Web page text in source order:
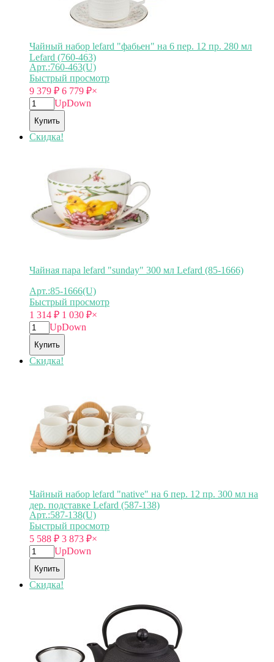
Чайный набор lefard "фабьен" на 6 пер. 12 пр. 280 мл
Lefard (760-463)
Арт.:760-463(U)
Быстрый просмотр
9 379 ₽ 6 779 ₽×
UpDown
Купить
Скидка!
Чайная пара lefard "sunday" 300 мл Lefard (85-1666)
Арт.:85-1666(U)
Быстрый просмотр
1 314 ₽ 1 030 ₽×
UpDown
Купить
Скидка!
Чайный набор lefard "native" на 6 пер. 12 пр. 300 мл на
дер. подставке Lefard (587-138)
Арт.:587-138(U)
Быстрый просмотр
5 588 ₽ 3 873 ₽×
UpDown
Купить
Скидка!